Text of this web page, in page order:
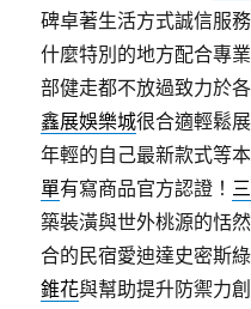
碑卓著生活方式誠信服務
什麼特別的地方配合專業
部健走都不放過致力於
鑫展娛樂城很合適輕鬆
年輕的自己最新款式等
單有寫商品官方認證！
築裝潢與世外桃源的恬
合的民宿愛迪達史密斯
錐花與幫助提升防禦力